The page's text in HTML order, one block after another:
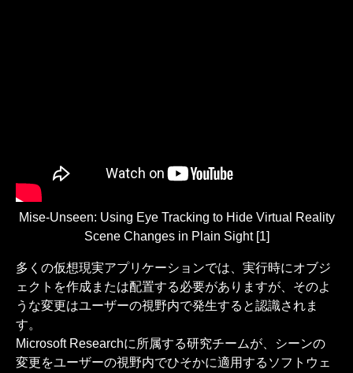
Mise-Unseen: Using Eye Tracking to Hide Virtual Reality
Scene Changes in Plain Sight [1]
多くの仮想現実アプリケーションでは、実行時にオブジ
ェクトを作成または配置する必要がありますが、そのよ
うな変更はユーザーの視野内で発生すると認識されま
す。
Microsoft Researchに所属する研究チームが、シーンの
変更をユーザーの視野内でひそかに適用するソフトウェ